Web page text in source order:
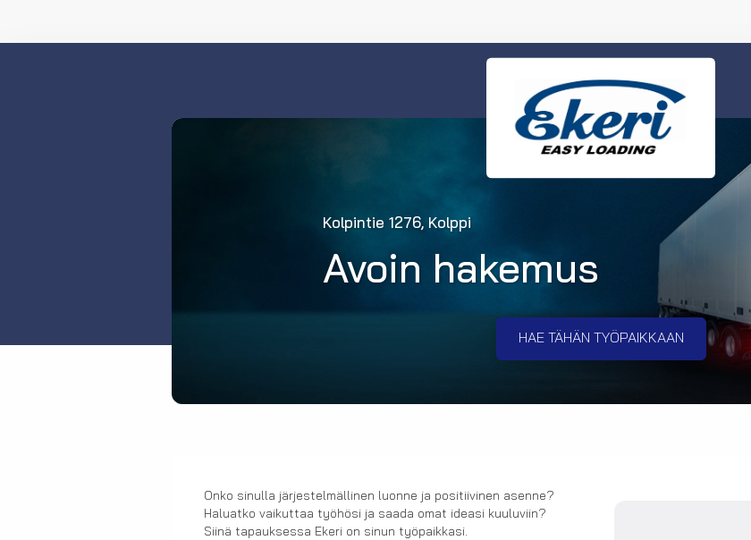
Kolpintie 1276, Kolppi
Avoin hakemus
HAE TÄHÄN TYÖPAIKKAAN
Onko sinulla järjestelmällinen luonne ja positiivinen asenne?
Haluatko vaikuttaa työhösi ja saada omat ideasi kuuluviin?
Siinä tapauksessa Ekeri on sinun työpaikkasi.